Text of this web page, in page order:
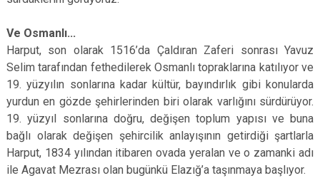
Ve Osmanlı...
Harput, son olarak 1516’da Çaldıran Zaferi sonrası Yavuz
Selim tarafından fethedilerek Osmanlı topraklarına katılıyor ve
19. yüzyılın sonlarına kadar kültür, bayındırlık gibi konularda
yurdun en gözde şehirlerinden biri olarak varlığını sürdürüyor.
19. yüzyıl sonlarına doğru, değişen toplum yapısı ve buna
bağlı olarak değişen şehircilik anlayışının getirdiği şartlarla
Harput, 1834 yılından itibaren ovada yeralan ve o zamanki adı
ile Agavat Mezrası olan bugünkü Elazığ’a taşınmaya başlıyor.